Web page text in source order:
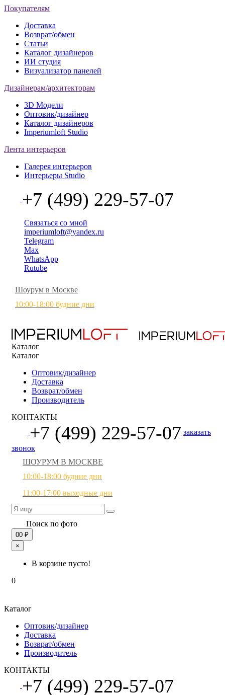
Покупателям
Доставка
Возврат/обмен
Статьи
Каталог дизайнеров
ИИ студия
Визуализатор панелей
Дизайнерам/архитекторам
3D Модели
Оптовик/дизайнер
Каталог дизайнеров
Imperiumloft Studio
Лента интерьеров
Галерея интерьеров
Интерьеры Studio
+7 (499) 229-57-07
Связаться со мной
imperiumloft@yandex.ru
Telegram
Max
WhatsApp
Rutube
Шоурум в Москве
10:00-18:00 будние дни
Каталог
Каталог
Оптовик/дизайнер
Доставка
Возврат/обмен
Производитель
КОНТАКТЫ
+7 (499) 229-57-07 заказать
звонок
ШОУРУМ В МОСКВЕ
10:00-18:00 будние дни
11:00-17:00 выходные дни
Поиск по фото
00 ₽
×
В корзине пусто!
0
Каталог
Оптовик/дизайнер
Доставка
Возврат/обмен
Производитель
КОНТАКТЫ
+7 (499) 229-57-07